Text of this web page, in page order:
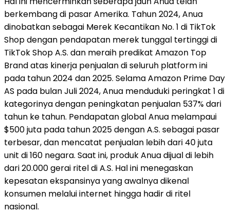
berkembang di pasar Amerika. Tahun 2024, Anua
dinobatkan sebagai Merek Kecantikan No. 1 di TikTok
Shop dengan pendapatan merek tunggal tertinggi di
TikTok Shop A.S. dan meraih predikat Amazon Top
Brand atas kinerja penjualan di seluruh platform ini
pada tahun 2024 dan 2025. Selama Amazon Prime Day
AS pada bulan Juli 2024, Anua menduduki peringkat 1 di
kategorinya dengan peningkatan penjualan 537% dari
tahun ke tahun. Pendapatan global Anua melampaui
$500 juta pada tahun 2025 dengan A.S. sebagai pasar
terbesar, dan mencatat penjualan lebih dari 40 juta
unit di 160 negara. Saat ini, produk Anua dijual di lebih
dari 20.000 gerai ritel di A.S. Hal ini menegaskan
kepesatan ekspansinya yang awalnya dikenal
konsumen melalui internet hingga hadir di ritel
nasional.